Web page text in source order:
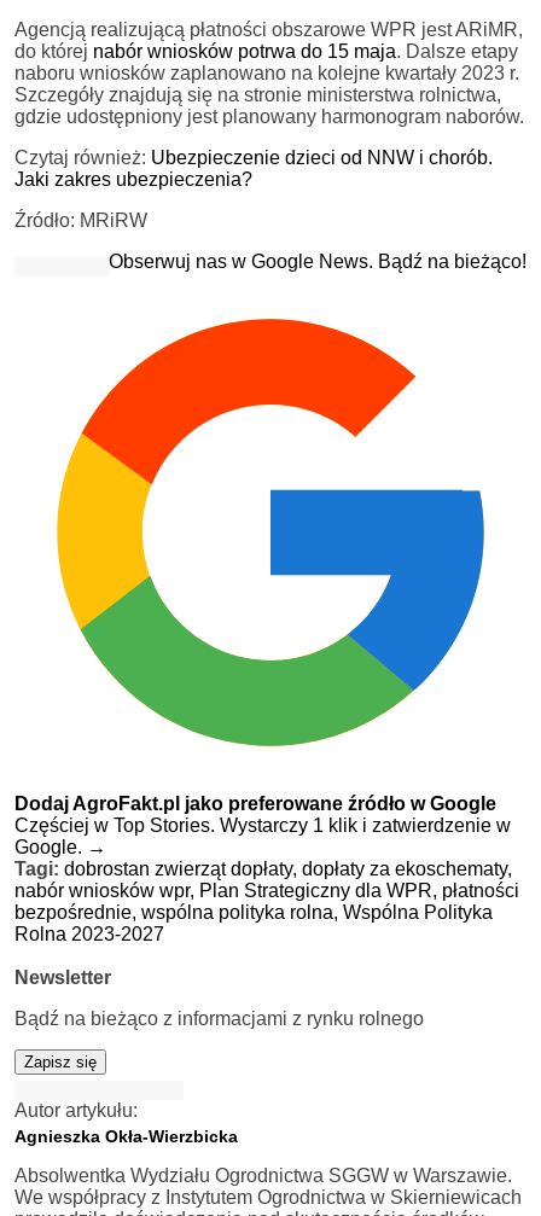
Agencją realizującą płatności obszarowe WPR jest ARiMR,
do której nabór wniosków potrwa do 15 maja. Dalsze etapy
naboru wniosków zaplanowano na kolejne kwartały 2023 r.
Szczegóły znajdują się na stronie ministerstwa rolnictwa,
gdzie udostępniony jest planowany harmonogram naborów.
Czytaj również: Ubezpieczenie dzieci od NNW i chorób.
Jaki zakres ubezpieczenia?
Źródło: MRiRW
Obserwuj nas w Google News. Bądź na bieżąco!
Dodaj AgroFakt.pl jako preferowane źródło w Google
Częściej w Top Stories. Wystarczy 1 klik i zatwierdzenie w
Google. →
Tagi: dobrostan zwierząt dopłaty, dopłaty za ekoschematy,
nabór wniosków wpr, Plan Strategiczny dla WPR, płatności
bezpośrednie, wspólna polityka rolna, Wspólna Polityka
Rolna 2023-2027
Newsletter
Bądź na bieżąco z informacjami z rynku rolnego
Zapisz się
Autor artykułu:
Agnieszka Okła-Wierzbicka
Absolwentka Wydziału Ogrodnictwa SGGW w Warszawie.
We współpracy z Instytutem Ogrodnictwa w Skierniewicach